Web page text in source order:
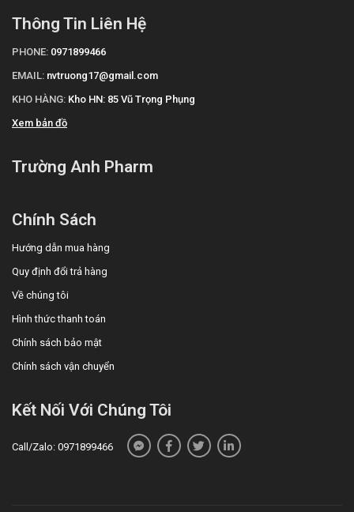
Thông Tin Liên Hệ
PHONE: 0971899466
EMAIL: nvtruong17@gmail.com
KHO HÀNG: Kho HN: 85 Vũ Trọng Phụng
Xem bản đồ
Trường Anh Pharm
Chính Sách
Hướng dẫn mua hàng
Quy định đổi trả hàng
Về chúng tôi
Hình thức thanh toán
Chính sách bảo mật
Chính sách vận chuyển
Kết Nối Với Chúng Tôi
Call/Zalo: 0971899466